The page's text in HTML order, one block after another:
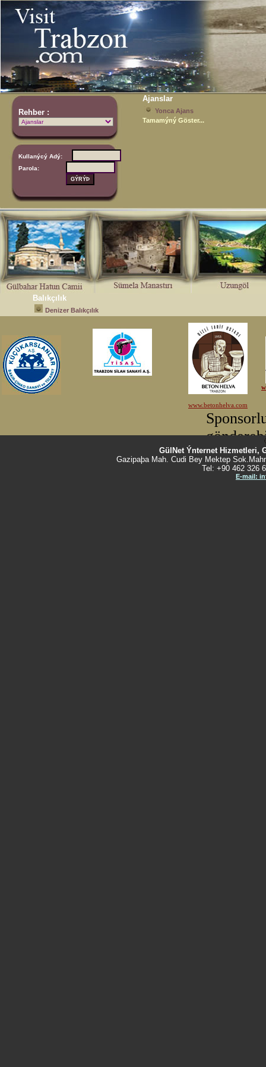
Rehber :
Ajanslar
Yonca Ajans
Tamamýný Göster...
Kullanýcý Adý:
Parola:
Balıkçılık
Denizer Balıkçılık
GülNet Ýnternet Hizmetleri,
Gazipaþa Mah. Cudi Bey Mektep
Tel: +90 462 326
E-mail: